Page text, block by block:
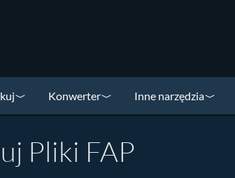
Konwerter Inne narzędzia
Pliki FAP